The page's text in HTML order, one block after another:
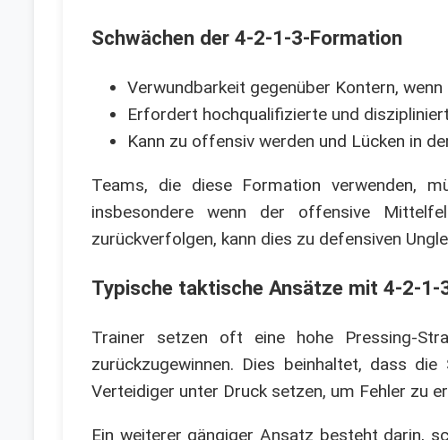
Schwächen der 4-2-1-3-Formation
Verwundbarkeit gegenüber Kontern,
Erfordert hochqualifizierte und
Kann zu offensiv werden und Lücken in
Teams, die diese Formation verwenden,
insbesondere wenn der offensive
zurückverfolgen, kann dies zu defensiven
Typische taktische Ansätze mit 4-2-1-
Trainer setzen oft eine hohe Pressing-
zurückzugewinnen. Dies beinhaltet, dass
Verteidiger unter Druck setzen, um Fehler zu
Ein weiterer gängiger Ansatz besteht darin,